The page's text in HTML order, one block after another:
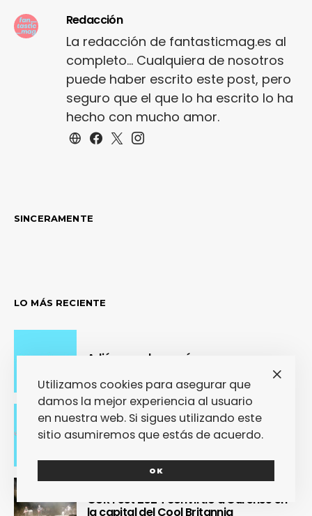
Redacción
La redacción de fantasticmag.es al
completo... Cualquiera de nosotros
puede haber escrito este post, pero
seguro que el que lo ha escrito lo ha
hecho con mucho amor.
SINCERAMENTE
LO MÁS RECIENTE
Adiós con el corazón
Se cierra un pedazo de vida
OUR Fest 2024 convirtió a Ourense en
la capital del Cool Britannia
Utilizamos cookies para asegurar que
damos la mejor experiencia al usuario
en nuestra web. Si sigues utilizando este
sitio asumiremos que estás de acuerdo.
OK